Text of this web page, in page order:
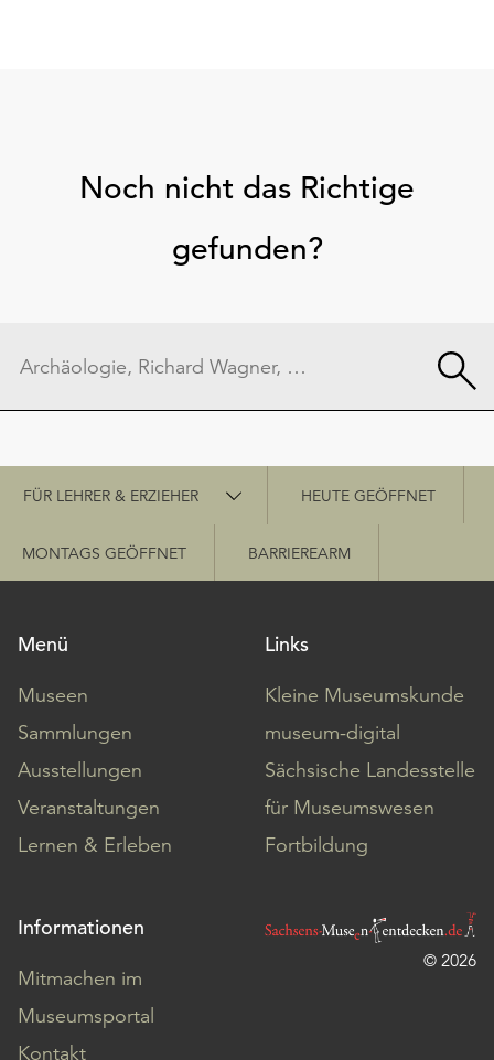
Noch nicht das Richtige
gefunden?
Schnellzugriff
FÜR LEHRER & ERZIEHER HEUTE GEÖFFNET
MONTAGS GEÖFFNET BARRIEREARM
Menü
Museen
Sammlungen
Ausstellungen
Veranstaltungen
Lernen & Erleben
Links
Kleine Museumskunde
museum-digital
Sächsische Landesstelle
für Museumswesen
Fortbildung
Informationen
Mitmachen im
Museumsportal
Kontakt
© 2026